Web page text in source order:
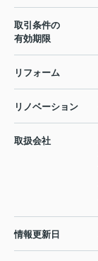
取引条件の
有効期限
リフォーム
リノベーション
取扱会社
情報更新日